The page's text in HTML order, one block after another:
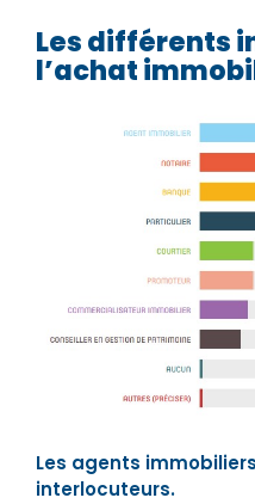
Les différents
l’achat
Les agents
interlocuteurs.